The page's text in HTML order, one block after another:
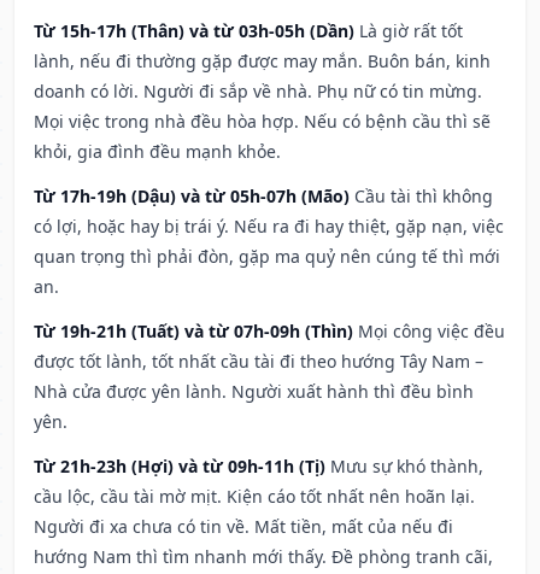
Từ 15h-17h (Thân) và từ 03h-05h (Dần) Là giờ rất tốt
lành, nếu đi thường gặp được may mắn. Buôn bán, kinh
doanh có lời. Người đi sắp về nhà. Phụ nữ có tin mừng.
Mọi việc trong nhà đều hòa hợp. Nếu có bệnh cầu thì sẽ
khỏi, gia đình đều mạnh khỏe.
Từ 17h-19h (Dậu) và từ 05h-07h (Mão) Cầu tài thì không
có lợi, hoặc hay bị trái ý. Nếu ra đi hay thiệt, gặp nạn, việc
quan trọng thì phải đòn, gặp ma quỷ nên cúng tế thì mới
an.
Từ 19h-21h (Tuất) và từ 07h-09h (Thìn) Mọi công việc đều
được tốt lành, tốt nhất cầu tài đi theo hướng Tây Nam –
Nhà cửa được yên lành. Người xuất hành thì đều bình
yên.
Từ 21h-23h (Hợi) và từ 09h-11h (Tị) Mưu sự khó thành,
cầu lộc, cầu tài mờ mịt. Kiện cáo tốt nhất nên hoãn lại.
Người đi xa chưa có tin về. Mất tiền, mất của nếu đi
hướng Nam thì tìm nhanh mới thấy. Đề phòng tranh cãi,